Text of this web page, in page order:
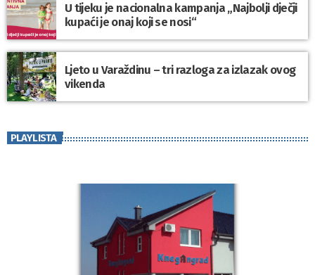
U tijeku je nacionalna kampanja „Najbolji dječji
kupaći je onaj koji se nosi“
Ljeto u Varaždinu – tri razloga za izlazak ovog
vikenda
PLAYLISTA